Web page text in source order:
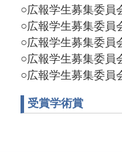
○広報学生募集委
○広報学生募集委
○広報学生募集委
○広報学生募集委
○広報学生募集委
受賞学術賞